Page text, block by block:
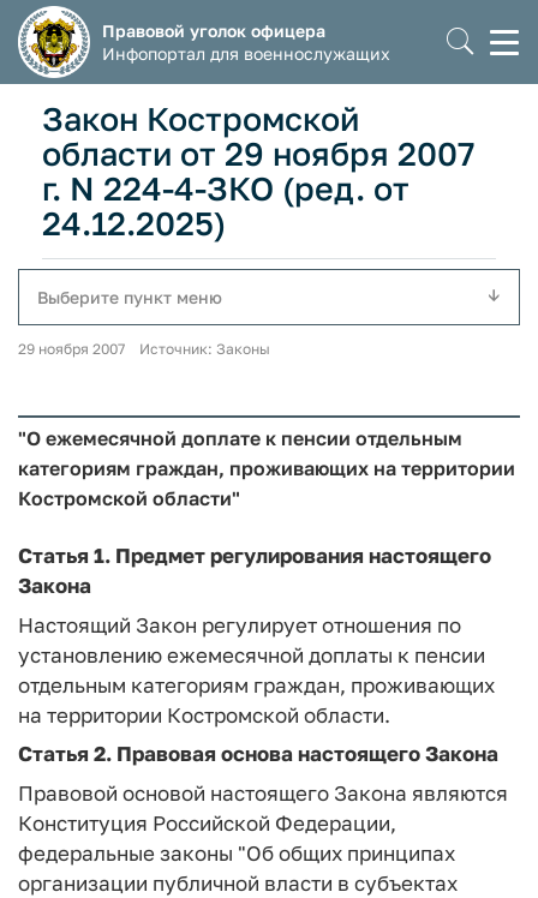
Правовой уголок офицера
Инфопортал для военнослужащих
Закон Костромской
области от 29 ноября 2007
г. N 224-4-ЗКО (ред. от
24.12.2025)
Выберите пункт меню
29 ноября 2007 Источник: Законы
"О ежемесячной доплате к пенсии отдельным
категориям граждан, проживающих на территории
Костромской области"
Статья 1. Предмет регулирования настоящего
Закона
Настоящий Закон регулирует отношения по
установлению ежемесячной доплаты к пенсии
отдельным категориям граждан, проживающих
на территории Костромской области.
Статья 2. Правовая основа настоящего Закона
Правовой основой настоящего Закона являются
Конституция Российской Федерации,
федеральные законы "Об общих принципах
организации публичной власти в субъектах